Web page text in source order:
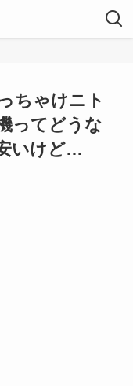
ちゃけニト
ってどうな
いけど…